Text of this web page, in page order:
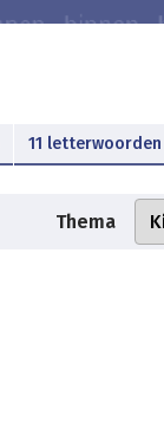
11 letterwoorden
Thema